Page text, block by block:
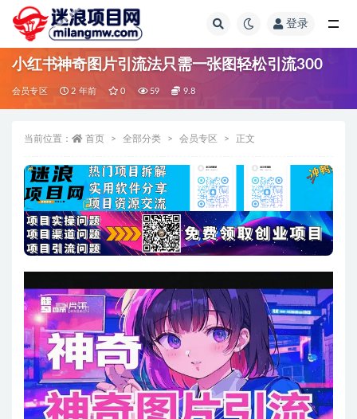
登录
小红书神奇图片引流法只需一张图轻松引流300
会员专区 2 年前 0 59 9.8
当前位置： 首页 全部分类 会员专区 正文
全部